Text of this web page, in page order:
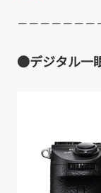
－－－－－－
●デジタル一